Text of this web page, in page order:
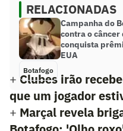
RELACIONADAS
Campanha do
contra o câncer
conquista
EUA
Botafogo
+ Clubes irão
que um jogador
+ Marçal revela